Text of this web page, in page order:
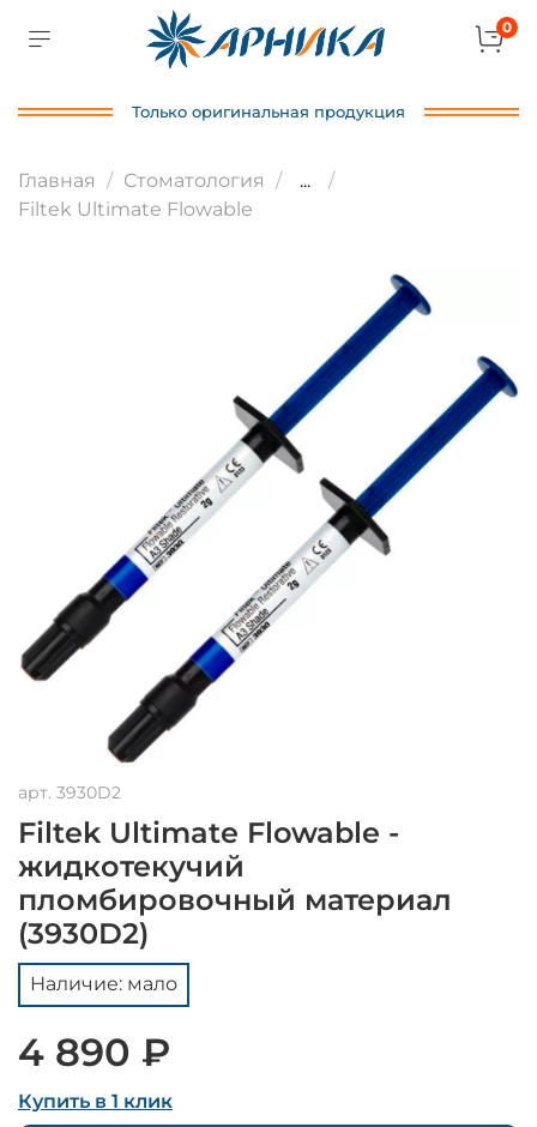
0
Только оригинальная продукция
Главная Стоматология
...
Filtek Ultimate Flowable
арт. 3930D2
Filtek Ultimate Flowable -
жидкотекучий
пломбировочный материал
(3930D2)
Наличие: мало
4 890 ₽
Купить в 1 клик